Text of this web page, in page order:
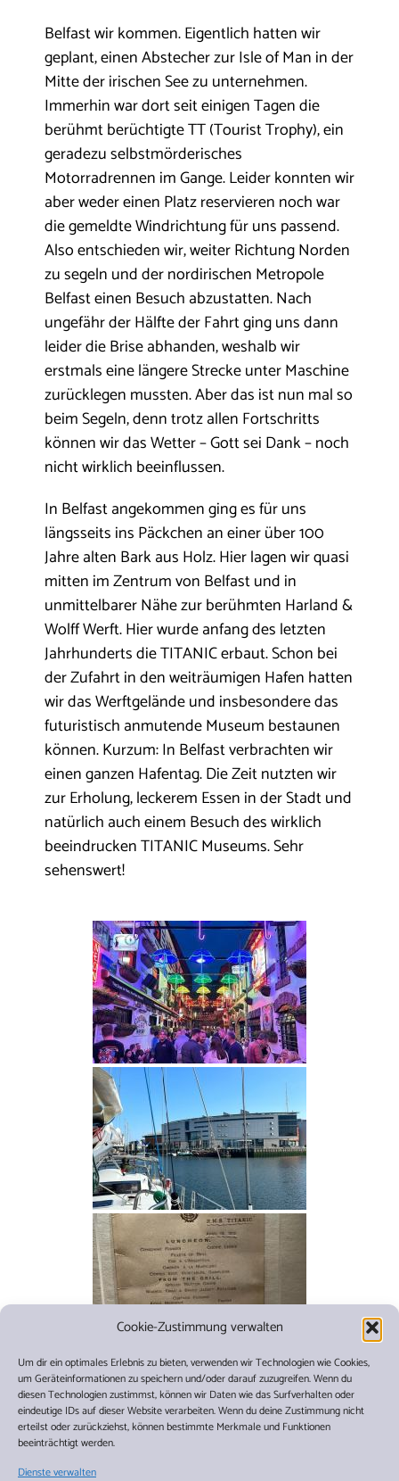
Cookie-Zustimmung verwalten
Um dir ein optimales Erlebnis zu bieten, verwenden wir Technologien wie Cookies,
um Geräteinformationen zu speichern und/oder darauf zuzugreifen. Wenn du
diesen Technologien zustimmst, können wir Daten wie das Surfverhalten oder
eindeutige IDs auf dieser Website verarbeiten. Wenn du deine Zustimmung nicht
erteilst oder zurückziehst, können bestimmte Merkmale und Funktionen
beeinträchtigt werden.
Dienste verwalten
Belfast wir kommen. Eigentlich hatten wir
geplant, einen Abstecher zur Isle of Man in der
Mitte der irischen See zu unternehmen.
Immerhin war dort seit einigen Tagen die
berühmt berüchtigte TT (Tourist Trophy), ein
geradezu selbstmörderisches
Motorradrennen im Gange. Leider konnten wir
aber weder einen Platz reservieren noch war
die gemeldte Windrichtung für uns passend.
Also entschieden wir, weiter Richtung Norden
zu segeln und der nordirischen Metropole
Belfast einen Besuch abzustatten. Nach
ungefähr der Hälfte der Fahrt ging uns dann
leider die Brise abhanden, weshalb wir
erstmals eine längere Strecke unter Maschine
zurücklegen mussten. Aber das ist nun mal so
beim Segeln, denn trotz allen Fortschritts
können wir das Wetter – Gott sei Dank – noch
nicht wirklich beeinflussen.
In Belfast angekommen ging es für uns
längsseits ins Päckchen an einer über 100
Jahre alten Bark aus Holz. Hier lagen wir quasi
mitten im Zentrum von Belfast und in
unmittelbarer Nähe zur berühmten Harland &
Wolff Werft. Hier wurde anfang des letzten
Jahrhunderts die TITANIC erbaut. Schon bei
der Zufahrt in den weiträumigen Hafen hatten
wir das Werftgelände und insbesondere das
futuristisch anmutende Museum bestaunen
können. Kurzum: In Belfast verbrachten wir
einen ganzen Hafentag. Die Zeit nutzten wir
zur Erholung, leckerem Essen in der Stadt und
natürlich auch einem Besuch des wirklich
beeindrucken TITANIC Museums. Sehr
sehenswert!